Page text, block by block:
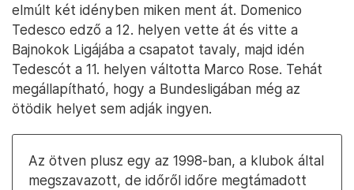
elmúlt két idényben miken ment át. Domenico
Tedesco edző a 12. helyen vette át és vitte a
Bajnokok Ligájába a csapatot tavaly, majd idén
Tedescót a 11. helyen váltotta Marco Rose. Tehát
megállapítható, hogy a Bundesligában még az
ötödik helyet sem adják ingyen.
Az ötven plusz egy az 1998-ban, a klubok által
megszavazott, de időről időre megtámadott